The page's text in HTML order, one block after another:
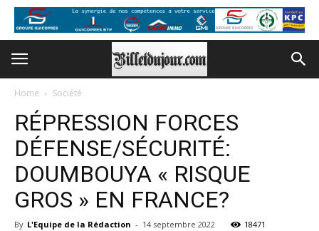
Home Société
RÉPRESSION FORCES
DÉFENSE/SÉCURITÉ:
DOUMBOUYA « RISQUE
GROS » EN FRANCE?
By L'Equipe de la Rédaction - 14 septembre 2022 18471